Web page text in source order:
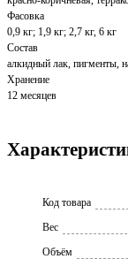
Фасовка
0,9 кг; 1,9 кг; 2,7 кг, 6 кг
Состав
алкидный лак, пигменты,
Хранение
12 месяцев
Код товара
Вес
Объём